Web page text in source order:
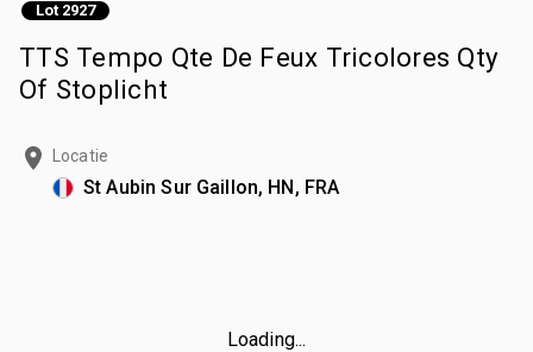
Lot 2927
TTS Tempo Qte De Feux Tricolores Qty
Of Stoplicht
Locatie
St Aubin Sur Gaillon, HN, FRA
Loading...